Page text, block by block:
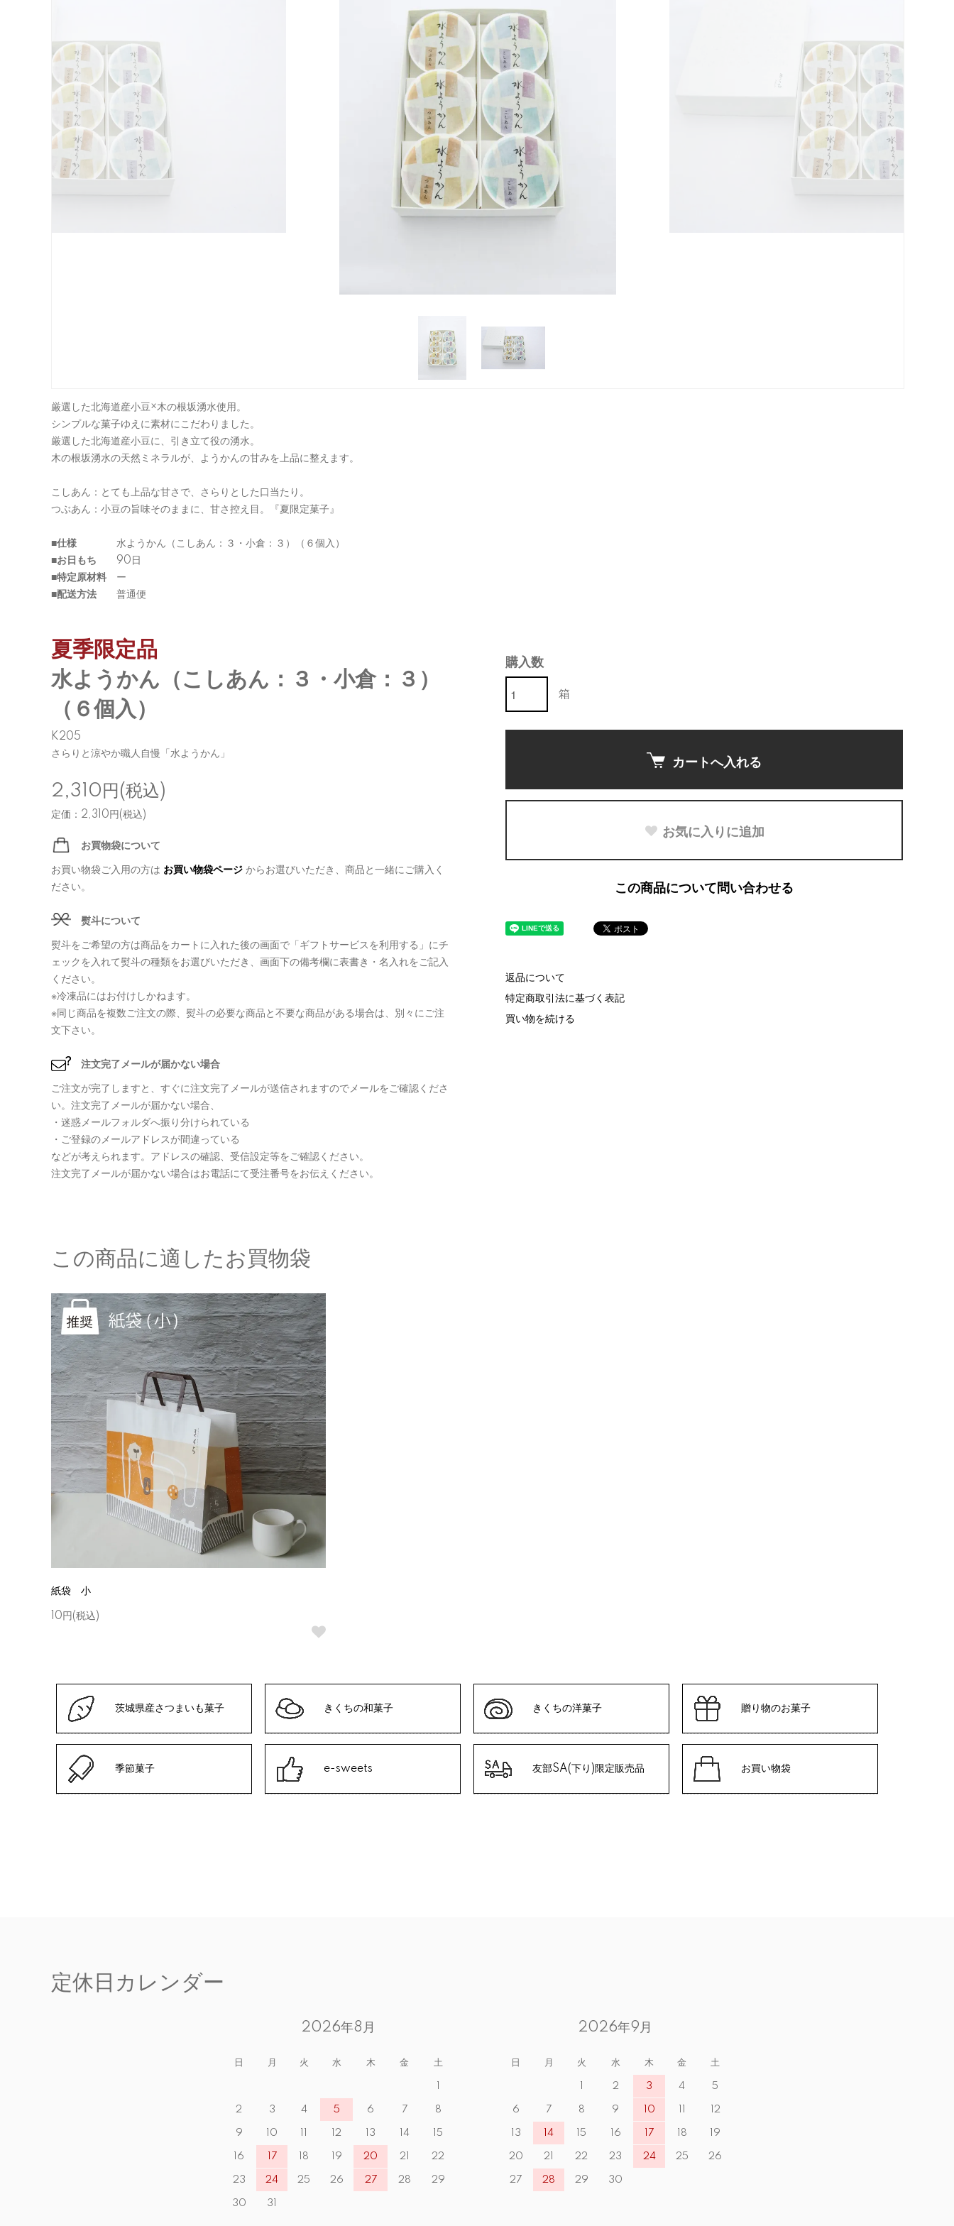
厳選した北海道産小豆×木の根坂湧水使用。
シンプルな菓子ゆえに素材にこだわりました。
厳選した北海道産小豆に、引き立て役の湧水。
木の根坂湧水の天然ミネラルが、ようかんの甘みを上品に整えます。
こしあん：とても上品な甘さで、さらりとした口当たり。
つぶあん：小豆の旨味そのままに、甘さ控え目。『夏限定菓子』
■仕様
水ようかん（こしあん：３・小倉：３）（６個入）
■お日もち 90日
■特定原材料 ー
■配送方法 普通便
夏季限定品
水ようかん（こしあん：３・小倉：３）
（６個入）
K205
さらりと涼やか職人自慢「水ようかん」
2,310円(税込)
定価：2,310円(税込)
お買物袋について
お買い物袋ご入用の方は お買い物袋ページ からお選びいただき、商品と一緒にご購入く
ださい。
熨斗について
熨斗をご希望の方は商品をカートに入れた後の画面で「ギフトサービスを利用する」にチ
ェックを入れて熨斗の種類をお選びいただき、画面下の備考欄に表書き・名入れをご記入
ください。
※冷凍品にはお付けしかねます。
※同じ商品を複数ご注文の際、熨斗の必要な商品と不要な商品がある場合は、別々にご注
文下さい。
注文完了メールが届かない場合
ご注文が完了しますと、すぐに注文完了メールが送信されますのでメールをご確認くださ
い。注文完了メールが届かない場合、
・迷惑メールフォルダへ振り分けられている
・ご登録のメールアドレスが間違っている
などが考えられます。アドレスの確認、受信設定等をご確認ください。
注文完了メールが届かない場合はお電話にて受注番号をお伝えください。
購入数
箱
カートへ入れる
お気に入りに追加
この商品について問い合わせる
返品について
特定商取引法に基づく表記
買い物を続ける
この商品に適したお買物袋
紙袋 小
10円(税込)
茨城県産さつまいも菓子 きくちの和菓子 きくちの洋菓子 贈り物のお菓子
季節菓子 e-sweets 友部SA(下り)限定販売品 お買い物袋
定休日カレンダー
2026年8月
日 月 火 水 木 金 土
2 3 4 5 6 7 8
9 10 12 13 14 15
16 17 18 19 20 21 22
23 24 25 26 27 28 29
30 31
2026年9月
日 月 火 水 木 金 土
2 3 4 5
6 7 8 9 10 12
13 14 15 16 17 18 19
20 21 22 23 24 25 26
27 28 29 30